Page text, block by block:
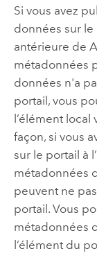
Si vous avez
données sur le
antérieure de
métadonnées
données n'a
portail, vous
l’élément
façon, si vous
sur le portail à
métadonnées
peuvent ne
portail. Vous
métadonnées
l’élément du